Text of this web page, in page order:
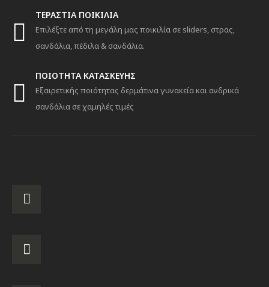
ΤΕΡΑΣΤΙΑ ΠΟΙΚΙΛΙΑ
Επιλέξτε από τη μεγάλη μας ποικιλία σε sliders, στρας,
σανδάλια, πέδιλα & σανδάλια.
ΠΟΙΟΤΗΤΑ ΚΑΤΑΣΚΕΥΗΣ
Εξαιρετικής ποιότητας δερμάτινα γυνακεία και ανδρικά
σανδάλια σε χαμηλές τιμές